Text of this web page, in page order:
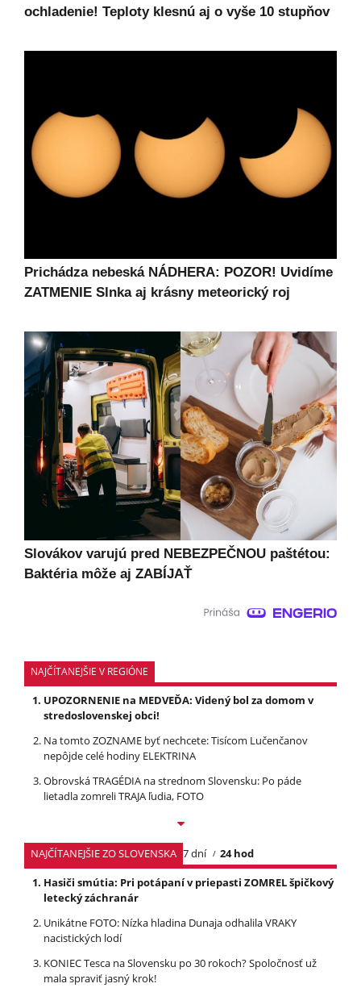
ochladenie! Teploty klesnú aj o vyše 10 stupňov
Prichádza nebeská NÁDHERA: POZOR! Uvidíme
ZATMENIE Slnka aj krásny meteorický roj
Slovákov varujú pred NEBEZPEČNOU paštétou:
Baktéria môže aj ZABÍJAŤ
NAJČÍTANEJŠIE V REGIÓNE
UPOZORNENIE na MEDVEĎA: Videný bol za domom v
stredoslovenskej obci!
Na tomto ZOZNAME byť nechcete: Tisícom Lučenčanov
nepôjde celé hodiny ELEKTRINA
Obrovská TRAGÉDIA na strednom Slovensku: Po páde
lietadla zomreli TRAJA ľudia, FOTO
NAJČÍTANEJŠIE ZO SLOVENSKA 7 dní
24 hod
Hasiči smútia: Pri potápaní v priepasti ZOMREL špičkový
letecký záchranár
Unikátne FOTO: Nízka hladina Dunaja odhalila VRAKY
nacistických lodí
KONIEC Tesca na Slovensku po 30 rokoch? Spoločnosť už
mala spraviť jasný krok!